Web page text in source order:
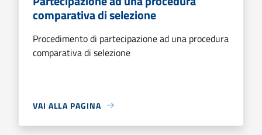
comparativa di selezione
Procedimento di partecipazione ad una procedura
comparativa di selezione
VAI ALLA PAGINA